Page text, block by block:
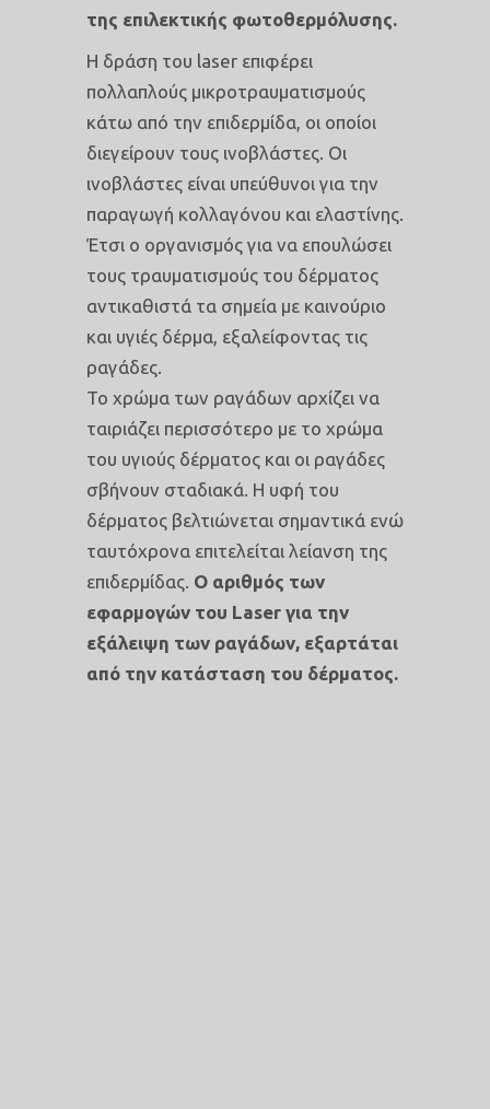
της επιλεκτικής φωτοθερμόλυσης.
Η δράση του laser επιφέρει
πολλαπλούς μικροτραυματισμούς
κάτω από την επιδερμίδα, οι οποίοι
διεγείρουν τους ινοβλάστες. Οι
ινοβλάστες είναι υπεύθυνοι για την
παραγωγή κολλαγόνου και ελαστίνης.
Έτσι ο οργανισμός για να επουλώσει
τους τραυματισμούς του δέρματος
αντικαθιστά τα σημεία με καινούριο
και υγιές δέρμα, εξαλείφοντας τις
ραγάδες.
Το χρώμα των ραγάδων αρχίζει να
ταιριάζει περισσότερο με το χρώμα
του υγιούς δέρματος και οι ραγάδες
σβήνουν σταδιακά. Η υφή του
δέρματος βελτιώνεται σημαντικά ενώ
ταυτόχρονα επιτελείται λείανση της
επιδερμίδας. Ο αριθμός των
εφαρμογών του Laser για την
εξάλειψη των ραγάδων, εξαρτάται
από την κατάσταση του δέρματος.